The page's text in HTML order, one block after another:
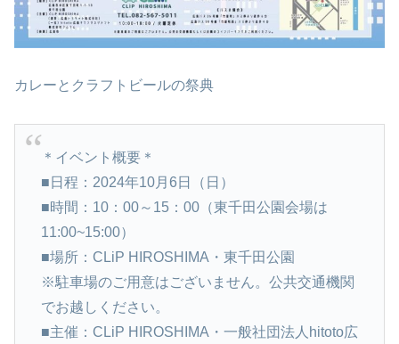
カレーとクラフトビールの祭典
＊イベント概要＊
■日程：2024年10月6日（日）
■時間：10：00～15：00（東千田公園会場は
11:00~15:00）
■場所：CLiP HIROSHIMA・東千田公園
※駐車場のご用意はございません。公共交通機関
でお越しください。
■主催：CLiP HIROSHIMA・一般社団法人hitoto広